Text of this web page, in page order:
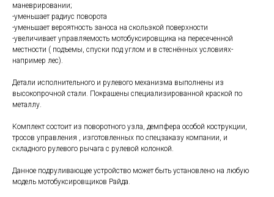
маневрировании;
-уменьшает радиус поворота
-уменьшает вероятность заноса на скользкой поверхности
-увеличивает управляемость мотобуксировщика на пересеченной
местности ( подъемы, спуски под углом и в стеснённых условиях-
например лес).
Детали исполнительного и рулевого механизма выполнены из
высокопрочной стали. Покрашены специализированной краской по
металлу.
Комплект состоит из поворотного узла, демпфера особой кострукции,
тросов управления , изготовленных по спецзаказу компании, и
складного рулевого рычага с рулевой колонкой.
Данное подруливающее устройство может быть установлено на любую
модель мотобуксировщиков Райда.